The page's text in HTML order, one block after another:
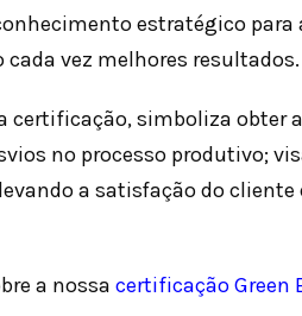
estratégico
vez melhores resultados.
certificação, simboliza obter
no processo produtivo;
a satisfação do cliente
a nossa certificação Green